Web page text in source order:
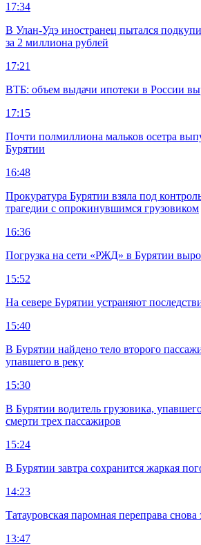
17:34
В Улан-Удэ иностранец пытался
за 2 миллиона рублей
17:21
ВТБ: объем выдачи ипотеки в России
17:15
Почти полмиллиона мальков осетра
Бурятии
16:48
Прокуратура Бурятии взяла под
трагедии с опрокинувшимся грузовиком
16:36
Погрузка на сети «РЖД» в Бурятии
15:52
На севере Бурятии устраняют
15:40
В Бурятии найдено тело второго
упавшего в реку
15:30
В Бурятии водитель грузовика,
смерти трех пассажиров
15:24
В Бурятии завтра сохранится жаркая
14:23
Татауровская паромная переправа снова
13:47